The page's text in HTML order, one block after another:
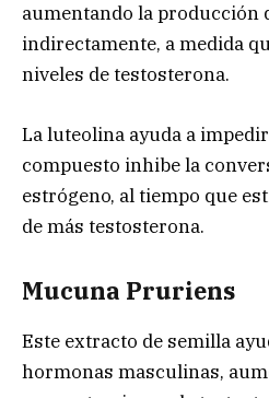
aumentando la producción
indirectamente, a medida
niveles de testosterona.
La luteolina ayuda a
compuesto inhibe la
estrógeno, al tiempo que
de más testosterona.
Mucuna Pruriens
Este extracto de semilla
hormonas masculinas,